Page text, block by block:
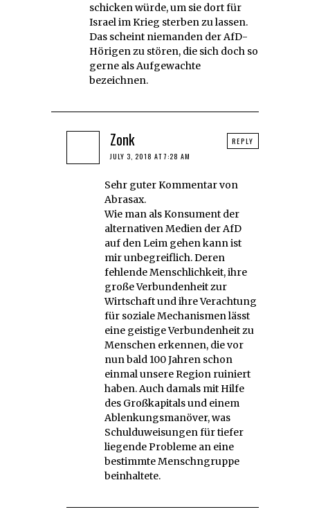
schicken würde, um sie dort für
Israel im Krieg sterben zu lassen.
Das scheint niemanden der AfD-
Hörigen zu stören, die sich doch so
gerne als Aufgewachte
bezeichnen.
Zonk
JULY 3, 2018 AT 7:28 AM
Sehr guter Kommentar von
Abrasax.
Wie man als Konsument der
alternativen Medien der AfD
auf den Leim gehen kann ist
mir unbegreiflich. Deren
fehlende Menschlichkeit, ihre
große Verbundenheit zur
Wirtschaft und ihre Verachtung
für soziale Mechanismen lässt
eine geistige Verbundenheit zu
Menschen erkennen, die vor
nun bald 100 Jahren schon
einmal unsere Region ruiniert
haben. Auch damals mit Hilfe
des Großkapitals und einem
Ablenkungsmanöver, was
Schulduweisungen für tiefer
liegende Probleme an eine
bestimmte Menschngruppe
beinhaltete.
REPLY